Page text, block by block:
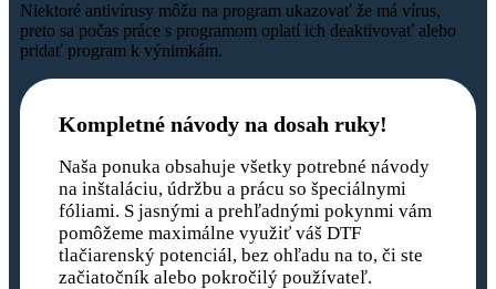
Niektoré antivírusy môžu na program ukazovať že má vírus,
preto sa počas práce s programom oplatí ich deaktivovať alebo
pridať program k výnimkám.
Kompletné návody na dosah ruky!
Naša ponuka obsahuje všetky potrebné návody
na inštaláciu, údržbu a prácu so špeciálnymi
fóliami. S jasnými a prehľadnými pokynmi vám
pomôžeme maximálne využiť váš DTF
tlačiarenský potenciál, bez ohľadu na to, či ste
začiatočník alebo pokročilý používateľ.